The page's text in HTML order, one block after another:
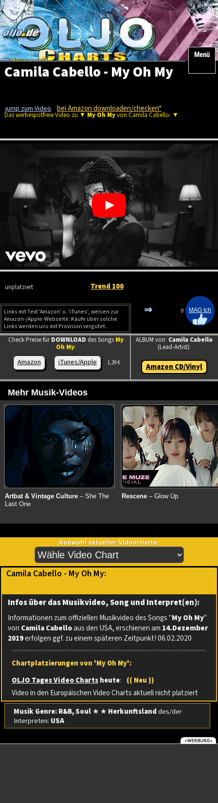
Menü
Camila Cabello - My Oh My
jump zum Video bei Amazon downloaden/checken*
Das werbespotfreie Video zu ▼ My Oh Myvon Camila Cabello: ▼
unplatziert Trend 100
Links mit Text 'Amazon' o. 'iTunes', weisen zur
Amazon-/Apple-Webseite. Käufe über solche
Links werden uns mit Provision vergütet.
⇒ 0
Check Preise fürDOWNLOAD des Songs My
Oh My:
Amazon iTunes/Apple 1,29 €
ALBUM von Camila Cabello
(Lead-Artist):
Amazon CD/Vinyl
Mehr Musik-Videos
Artbat & Vintage Culture – She The
Last One
Rescene – Glow Up
Camila Cabello - My Oh My:
Infos über das Musikvideo, Song und Interpret(en):
Informationen zum offiziellen Musikvideo des Songs "My Oh My"
von Camila Cabelloaus den USA, erschienen am 14.Dezember
2019erfolgen ggf. zu einem späteren Zeitpunkt! 06.02.2020
Chartplatzierungen von 'My Oh My':
OLJO Tages Video Chartsheute:
(( Neu ))
Video in den Europäischen Video Charts aktuell nicht platziert
Musik Genre: R&B, Soul★ ★ Herkunftslanddes/der
Interpreten: USA